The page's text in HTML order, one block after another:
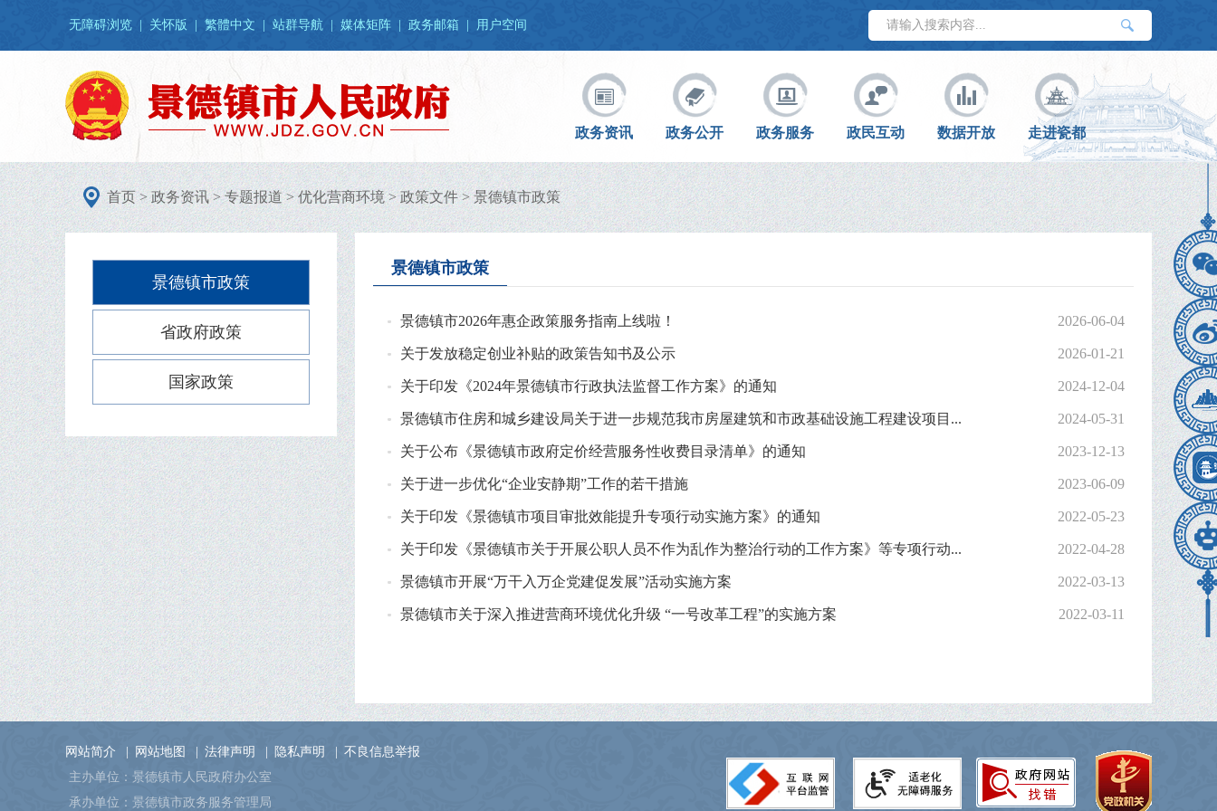
无障碍浏览 关怀版 繁體中文 站群导航 媒体矩阵 政务邮箱 用户空间
政务资讯 政务公开 政务服务 政民互动 数据开放 走进瓷都
首页>政务资讯>专题报道>优化营商环境>政策文件>景德镇市政策
景德镇市政策
省政府政策
国家政策
景德镇市政策
2026-06-04
景德镇市2026年惠企政策服务指南上线啦！
2026-01-21
关于发放稳定创业补贴的政策告知书及公示
2024-12-04
关于印发《2024年景德镇市行政执法监督工作方案》的通知
2024-05-31
景德镇市住房和城乡建设局关于进一步规范我市房屋建筑和市政基础设施工程建设项目...
2023-12-13
关于公布《景德镇市政府定价经营服务性收费目录清单》的通知
2023-06-09
关于进一步优化“企业安静期”工作的若干措施
2022-05-23
关于印发《景德镇市项目审批效能提升专项行动实施方案》的通知
2022-04-28
关于印发《景德镇市关于开展公职人员不作为乱作为整治行动的工作方案》等专项行动...
2022-03-13
景德镇市开展“万干入万企党建促发展”活动实施方案
2022-03-11
景德镇市关于深入推进营商环境优化升级 “一号改革工程”的实施方案
网站简介 网站地图 法律声明 隐私声明
不良信息举报
主办单位：景德镇市人民政府办公室
承办单位：景德镇市政务服务管理局